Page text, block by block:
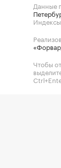
Данные
Чтобы